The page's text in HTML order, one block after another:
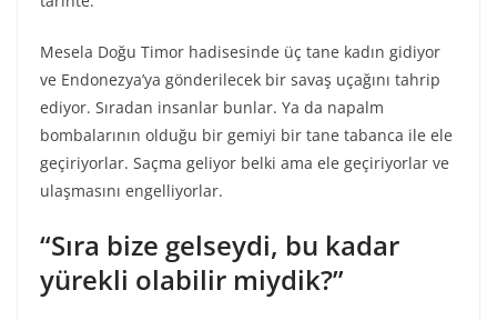
Mesela Doğu Timor hadisesinde üç tane kadın gidiyor
ve Endonezya’ya gönderilecek bir savaş uçağını tahrip
ediyor. Sıradan insanlar bunlar. Ya da napalm
bombalarının olduğu bir gemiyi bir tane tabanca ile ele
geçiriyorlar. Saçma geliyor belki ama ele geçiriyorlar ve
ulaşmasını engelliyorlar.
“Sıra bize gelseydi, bu kadar
yürekli olabilir miydik?”